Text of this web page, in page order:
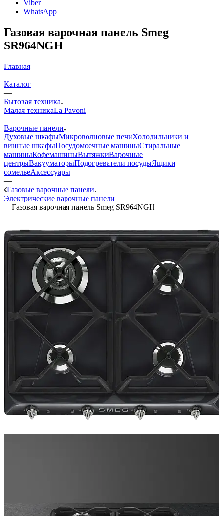
Viber
WhatsApp
Газовая варочная панель Smeg
SR964NGH
Главная
—
Каталог
—
Бытовая техника
Малая техникаLa Pavoni
—
Варочные панели
Духовые шкафыМикроволновые печиХолодильники и
винные шкафыПосудомоечные машиныСтиральные
машиныКофемашиныВытяжкиВарочные
центрыВакууматорыПодогреватели посудыЯщики
сомельеАксессуары
—
Газовые варочные панели
Электрические варочные панели
—Газовая варочная панель Smeg SR964NGH